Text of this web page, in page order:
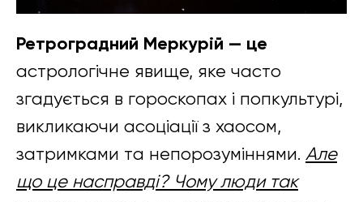
Ретроградний Меркурій — це
астрологічне явище, яке часто
згадується в гороскопах і попкультурі,
викликаючи асоціації з хаосом,
затримками та непорозуміннями. Але
що це насправді? Чому люди так